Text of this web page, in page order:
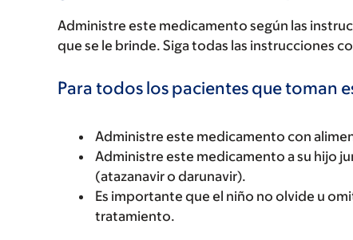
Administre este medicamento según las
que se le brinde. Siga todas las instrucciones
Para todos los pacientes que toman
Administre este medicamento con
Administre este medicamento a su hijo
(atazanavir o darunavir).
Es importante que el niño no olvide u
tratamiento.